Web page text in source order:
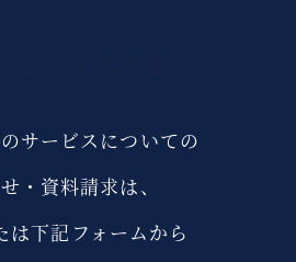
サービスについての
・資料請求は、
は下記フォームから